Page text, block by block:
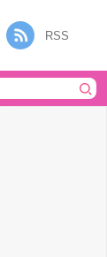
RSS